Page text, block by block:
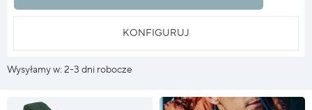
KONFIGURUJ
Wysyłamy w: 2-3 dni robocze